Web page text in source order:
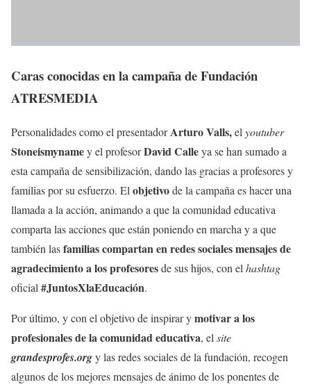
Caras conocidas en la campaña de Fundación
ATRESMEDIA
Personalidades como el presentadorArturo Valls,el youtuber
Stoneismynamey el profesorDavid Calleya se han sumado a
esta campaña de sensibilización, dando las gracias a profesores y
familias por su esfuerzo. El objetivode la campaña es hacer una
llamada a la acción, animando a que la comunidad educativa
comparta las acciones que están poniendo en marcha y a que
también lasfamilias compartan en redes sociales mensajes de
agradecimiento a los profesoresde sus hijos, con el hashtag
oficial #JuntosXlaEducación.
Por último, y con el objetivo de inspirar ymotivar a los
profesionales de la comunidad educativa, el site
grandesprofes.orgy las redes sociales de la fundación, recogen
algunos de los mejores mensajes de ánimo de los ponentes de